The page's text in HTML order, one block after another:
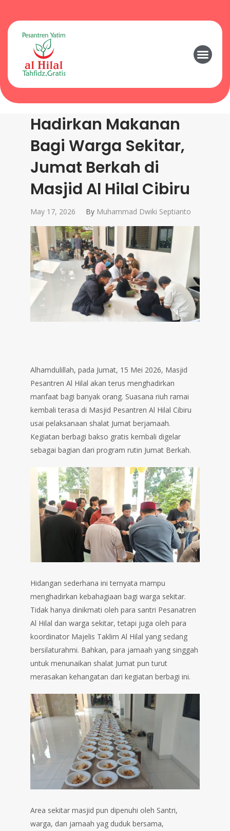
Hadirkan Makanan
Bagi Warga Sekitar,
Jumat Berkah di
Masjid Al Hilal Cibiru
May 17, 2026 By Muhammad Dwiki Septianto
Alhamdulillah, pada Jumat, 15 Mei 2026, Masjid
Pesantren Al Hilal akan terus menghadirkan
manfaat bagi banyak orang. Suasana riuh ramai
kembali terasa di Masjid Pesantren Al Hilal Cibiru
usai pelaksanaan shalat Jumat berjamaah.
Kegiatan berbagi bakso gratis kembali digelar
sebagai bagian dari program rutin Jumat Berkah.
Hidangan sederhana ini ternyata mampu
menghadirkan kebahagiaan bagi warga sekitar.
Tidak hanya dinikmati oleh para santri Pesanatren
Al Hilal dan warga sekitar, tetapi juga oleh para
koordinator Majelis Taklim Al Hilal yang sedang
bersilaturahmi. Bahkan, para jamaah yang singgah
untuk menunaikan shalat Jumat pun turut
merasakan kehangatan dari kegiatan berbagi ini.
Area sekitar masjid pun dipenuhi oleh Santri,
warga, dan jamaah yag duduk bersama,